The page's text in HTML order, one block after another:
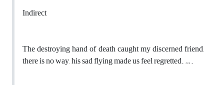
Indirect
The destroying hand of death caught my discerned friend,
there is no way, his sad flying made us feel regretted. ….